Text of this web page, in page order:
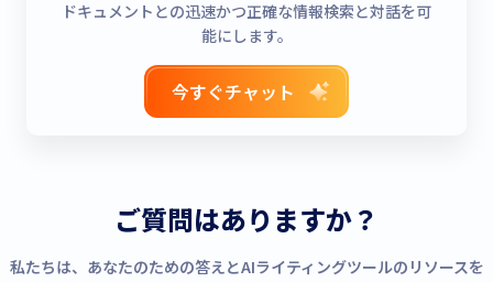
ドキュメントとの迅速かつ正確な情報検索と対話を可
能にします。
今すぐチャット
ご質問はありますか？
私たちは、あなたのための答えとAIライティングツールのリソースを